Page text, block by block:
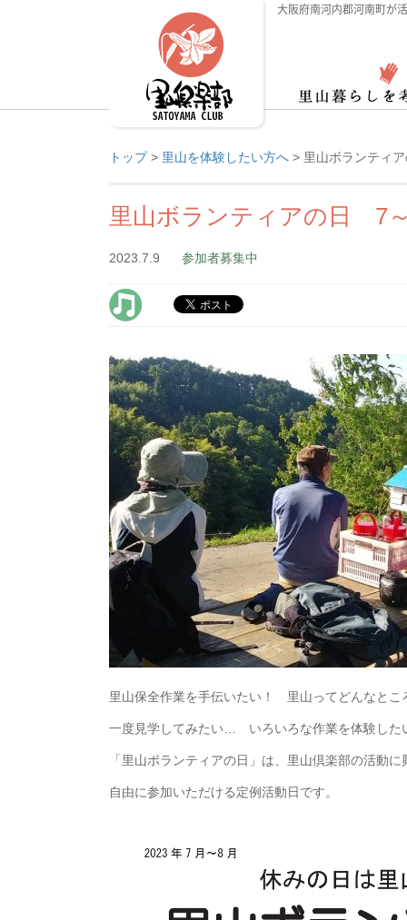
大阪府南河内郡河南町が
トップ> 里山を体験したい方へ > 里山ボランティ
里山ボランティアの日 7
2023.7.9 参加者募集中
里山保全作業を手伝いたい！ 里山ってどんなと
一度見学してみたい… いろいろな作業を体験し
「里山ボランティアの日」は、里山倶楽部の活動
自由に参加いただける定例活動日です。